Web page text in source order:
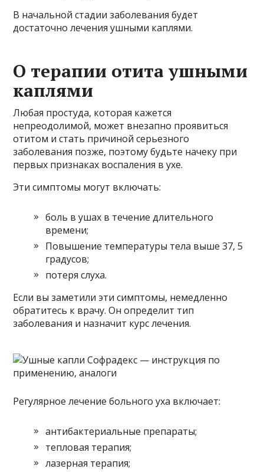
В начальной стадии заболевания будет
достаточно лечения ушными каплями.
О терапии отита ушными
каплями
Любая простуда, которая кажется
непреодолимой, может внезапно проявиться
отитом и стать причиной серьезного
заболевания позже, поэтому будьте начеку при
первых признаках воспаления в ухе.
Эти симптомы могут включать:
боль в ушах в течение длительного
времени;
Повышение температуры тела выше 37, 5
градусов;
потеря слуха.
Если вы заметили эти симптомы, немедленно
обратитесь к врачу. Он определит тип
заболевания и назначит курс лечения.
Регулярное лечение больного уха включает:
антибактериальные препараты;
тепловая терапия;
лазерная терапия;